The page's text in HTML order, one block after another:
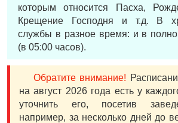
которым относится Пасха,
Крещение Господня и т.д. В
службы в разное время: и в
(в 05:00 часов).
Обратите внимание!
на август 2026 года есть у
уточнить его, посетив
например, за несколько дней до